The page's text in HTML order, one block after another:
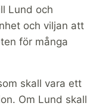
Lund och
och viljan att
för många
skall vara ett
Om Lund skall